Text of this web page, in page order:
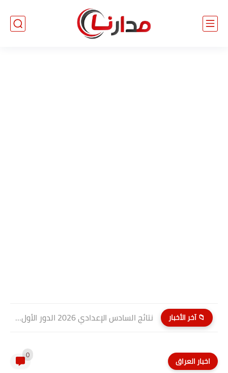
📁 آخر الأخبار نتائج السادس الإعدادي 2026 الدور الأول PDF كربلاء المقدسة| موقع...
اخبار العراق 0